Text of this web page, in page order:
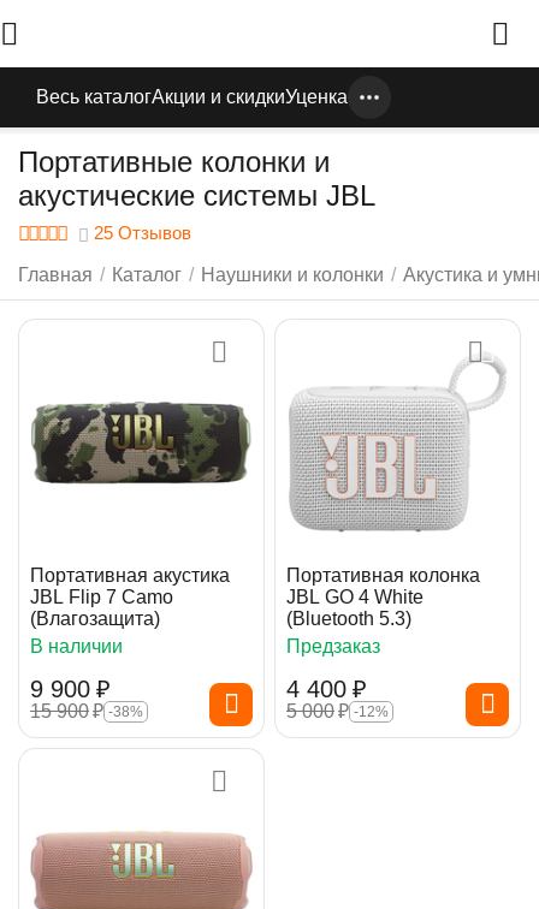
Весь каталогАкции и скидкиУценка
Портативные колонки и
акустические системы JBL
25 Отзывов
Главная / Каталог / Наушники и колонки / Акустика и
Портативная акустика
JBL Flip 7 Camo
(Влагозащита)
В наличии
9 900 ₽
15 900₽ -38%
Портативная колонка
JBL GO 4 White
(Bluetooth 5.3)
Предзаказ
4 400 ₽
5 000₽ -12%